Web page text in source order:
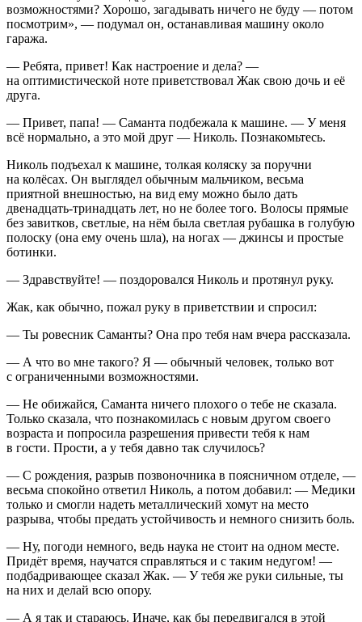
возможностями? Хорошо, загадывать ничего не буду — потом
посмотрим», — подумал он, останавливая машину около
гаража.
— Ребята, привет! Как настроение и дела? —
на оптимистической ноте приветствовал Жак свою дочь и её
друга.
— Привет, папа! — Саманта подбежала к машине. — У меня
всё нормально, а это мой друг — Николь. Познакомьтесь.
Николь подъехал к машине, толкая коляску за поручни
на колёсах. Он выглядел обычным мальчиком, весьма
приятной внешностью, на вид ему можно было дать
двенадцать-тринадцать лет, но не более того. Волосы прямые
без завитков, светлые, на нём была светлая рубашка в голубую
полоску (она ему очень шла), на ногах — джинсы и простые
ботинки.
— Здравствуйте! — поздоровался Николь и протянул руку.
Жак, как обычно, пожал руку в приветствии и спросил:
— Ты ровесник Саманты? Она про тебя нам вчера рассказала.
— А что во мне такого? Я — обычный человек, только вот
с ограниченными возможностями.
— Не обижайся, Саманта ничего плохого о тебе не сказала.
Только сказала, что познакомилась с новым другом своего
возраста и попросила разрешения привести тебя к нам
в гости. Прости, а у тебя давно так случилось?
— С рождения, разрыв позвоночника в поясничном отделе, —
весьма спокойно ответил Николь, а потом добавил: — Медики
только и смогли надеть металлический хомут на место
разрыва, чтобы предать устойчивость и немного снизить боль.
— Ну, погоди немного, ведь наука не стоит на одном месте.
Придёт время, научатся справляться и с таким недугом! —
подбадривающее сказал Жак. — У тебя же руки сильные, ты
на них и делай всю опору.
— А я так и стараюсь. Иначе, как бы передвигался в этой